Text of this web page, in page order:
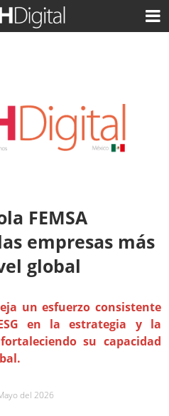
FEMSA
empresas más
global
un esfuerzo consistente
en la estrategia y la
su capacidad
del 2026